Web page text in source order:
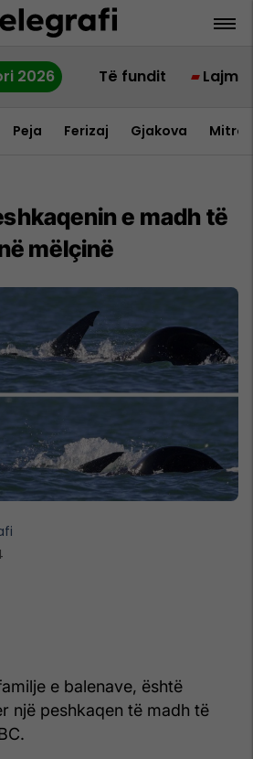
2026 Të fundit Lajme
Peja Ferizaj Gjakova
e madh të
mëlçinë
e balenave, është
një peshkaqen të madh të